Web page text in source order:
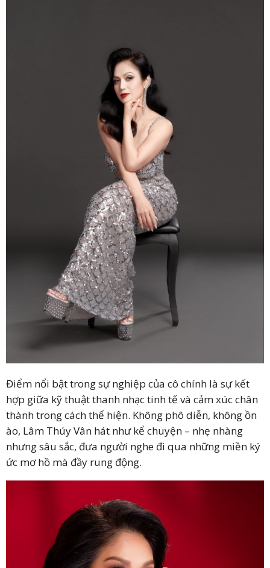
Điểm nổi bật trong sự nghiệp của cô chính là sự kết
hợp giữa kỹ thuật thanh nhạc tinh tế và cảm xúc chân
thành trong cách thể hiện. Không phô diễn, không ồn
ào, Lâm Thúy Vân hát như kể chuyện – nhẹ nhàng
nhưng sâu sắc, đưa người nghe đi qua những miền ký
ức mơ hồ mà đầy rung động.